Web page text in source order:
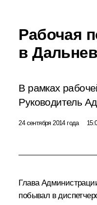
Рабочая
в
В рамках
Руководитель
24 сентября 2014 года
Глава
побывал в